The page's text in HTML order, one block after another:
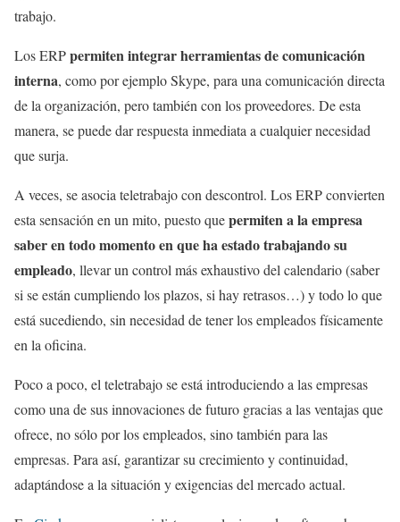
trabajo.
Los ERPpermiten integrar herramientas de comunicación
interna, como por ejemplo Skype, para una comunicación directa
de la organización, pero también con los proveedores. De esta
manera, se puede dar respuesta inmediata a cualquier necesidad
que surja.
A veces, se asocia teletrabajo con descontrol. Los ERP convierten
esta sensación en un mito, puesto quepermiten a la empresa
saber en todo momento en que ha estado trabajando su
empleado, llevar un control más exhaustivo del calendario (saber
si se están cumpliendo los plazos, si hay retrasos…) y todo lo que
está sucediendo, sin necesidad de tener los empleados físicamente
en la oficina.
Poco a poco, el teletrabajo se está introduciendo a las empresas
como una de sus innovaciones de futuro gracias a las ventajas que
ofrece, no sólo por los empleados, sino también para las
empresas. Para así, garantizar su crecimiento y continuidad,
adaptándose a la situación y exigencias del mercado actual.